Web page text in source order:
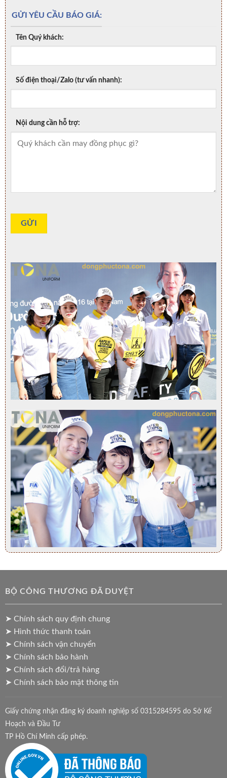
GỬI YÊU CẦU BÁO GIÁ:
Tên Quý khách:
Số điện thoại/Zalo (tư vấn nhanh):
Nội dung cần hỗ trợ:
BỘ CÔNG THƯƠNG ĐÃ DUYỆT
➤ Chính sách quy định chung
➤ Hình thức thanh toán
➤ Chính sách vận chuyển
➤ Chính sách bảo hành
➤ Chính sách đổi/trả hàng
➤ Chính sách bảo mật thông tin
Giấy chứng nhận đăng ký doanh nghiệp số 0315284595 do Sở Kế
Hoạch và Đầu Tư
TP Hồ Chí Minh cấp phép.